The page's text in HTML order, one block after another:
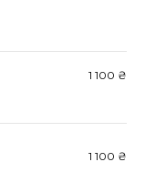
1 100 ₴
1 100 ₴